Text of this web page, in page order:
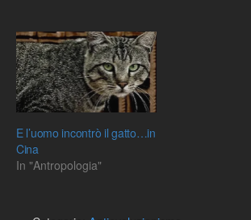
E l’uomo incontrò il gatto…in
Cina
In "Antropologia"